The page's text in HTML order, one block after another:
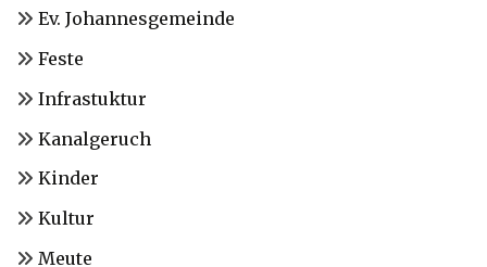
Ev. Johannesgemeinde
Feste
Infrastuktur
Kanalgeruch
Kinder
Kultur
Meute